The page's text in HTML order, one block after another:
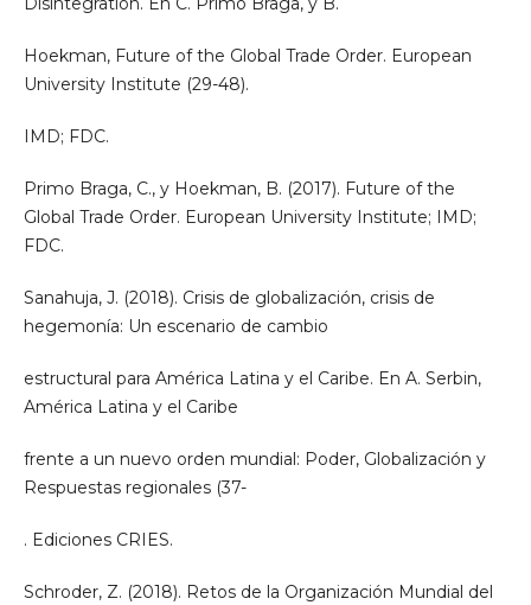
Hoekman, Future of the Global Trade Order. European
University Institute (29-48).
IMD; FDC.
Primo Braga, C., y Hoekman, B. (2017). Future of the
Global Trade Order. European University Institute; IMD;
FDC.
Sanahuja, J. (2018). Crisis de globalización, crisis de
hegemonía: Un escenario de cambio
estructural para América Latina y el Caribe. En A. Serbin,
América Latina y el Caribe
frente a un nuevo orden mundial: Poder, Globalización y
Respuestas regionales (37-
. Ediciones CRIES.
Schroder, Z. (2018). Retos de la Organización Mundial del